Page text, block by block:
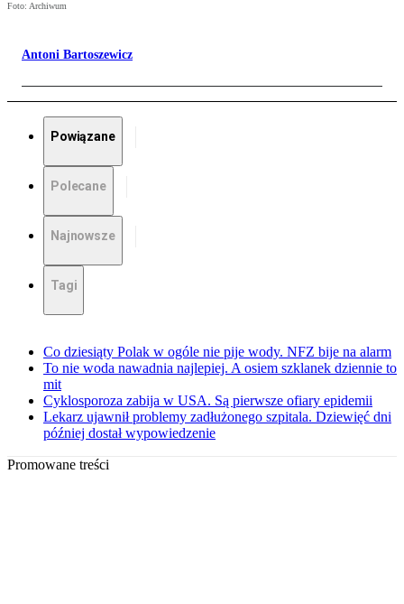
Foto: Archiwum
Antoni Bartoszewicz
Powiązane
Polecane
Najnowsze
Tagi
Co dziesiąty Polak w ogóle nie pije wody. NFZ bije na alarm
To nie woda nawadnia najlepiej. A osiem szklanek dziennie to
mit
Cyklosporoza zabija w USA. Są pierwsze ofiary epidemii
Lekarz ujawnił problemy zadłużonego szpitala. Dziewięć dni
później dostał wypowiedzenie
Promowane treści